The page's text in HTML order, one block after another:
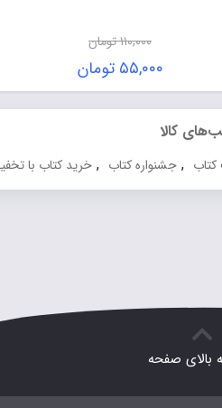
تومان
۵۵,۰۰۰ تومان
جشنواره کتاب ,خرید کتاب با تخفیف
صفحه